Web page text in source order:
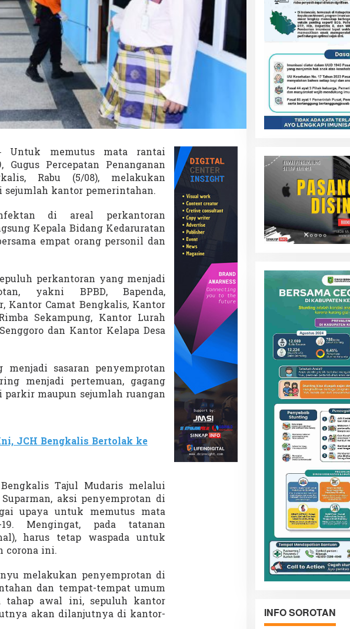
Untuk memutus mata rantai
Gugus Percepatan Penanganan
Rabu (5/08), melakukan
kantor pemerintahan.
di areal perkantoran
Kepala Bidang Kedaruratan
empat orang personil dan
perkantoran yang menjadi
yakni BPBD, Bapenda,
Kantor Camat Bengkalis, Kantor
Sekampung, Kantor Lurah
dan Kantor Kelapa Desa
sasaran penyemprotan
menjadi pertemuan, gagang
maupun sejumlah ruangan
JCH Bengkalis Bertolak ke
Tajul Mudaris melalui
aksi penyemprotan di
upaya untuk memutus mata
Mengingat, pada tatanan
harus tetap waspada untuk
corona ini.
melakukan penyemprotan di
dan tempat-tempat umum
tahap awal ini, sepuluh kantor
akan dilanjutnya di kantor-
INFO SOROTAN